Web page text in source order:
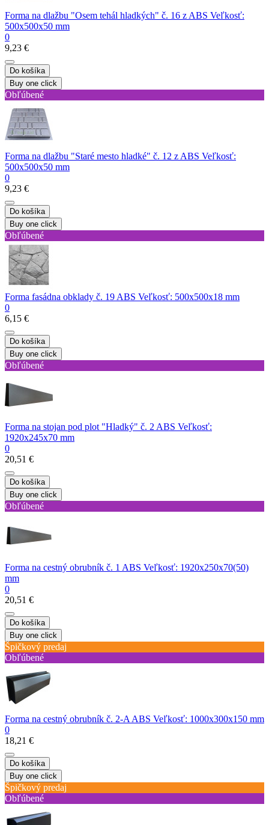
Forma na dlažbu "Osem tehál hladkých" č. 16 z ABS Veľkosť:
500x500x50 mm
0
9,23 €
Do košíka
Buy one click
Obľúbené
Forma na dlažbu "Staré mesto hladké" č. 12 z ABS Veľkosť:
500x500x50 mm
0
9,23 €
Do košíka
Buy one click
Obľúbené
Forma fasádna obklady č. 19 ABS Veľkosť: 500х500х18 mm
0
6,15 €
Do košíka
Buy one click
Obľúbené
Forma na stojan pod plot "Hladký" č. 2 ABS Veľkosť:
1920х245х70 mm
0
20,51 €
Do košíka
Buy one click
Obľúbené
Forma na cestný obrubník č. 1 ABS Veľkosť: 1920x250x70(50)
mm
0
20,51 €
Do košíka
Buy one click
Špičkový predaj
Obľúbené
Forma na cestný obrubník č. 2-A ABS Veľkosť: 1000х300х150 mm
0
18,21 €
Do košíka
Buy one click
Špičkový predaj
Obľúbené